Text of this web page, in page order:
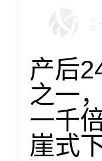
产后
之一
一千
崖式下